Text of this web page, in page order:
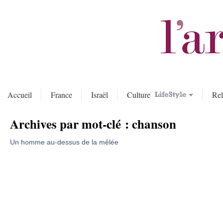
Accueil France Israël Culture
Archives par mot-clé :chanson
Un homme au-dessus de la mêlée